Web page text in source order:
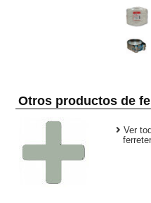
Otros productos de
Ver